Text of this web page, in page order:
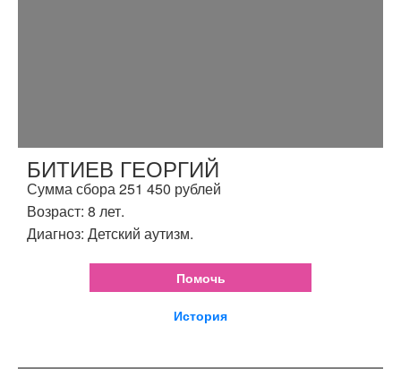
БИТИЕВ ГЕОРГИЙ
Сумма сбора 251 450 рублей
Возраст: 8 лет.
Диагноз: Детский аутизм.
Помочь
История